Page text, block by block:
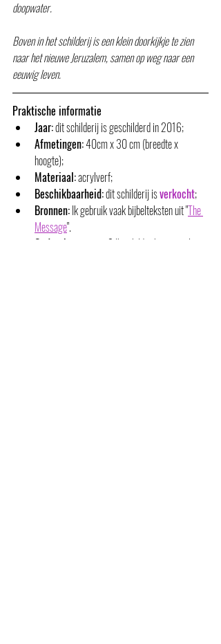
doopwater.
Boven in het schilderij is een klein doorkijkje te zien
naar het nieuwe Jeruzalem, samen op weg naar een
eeuwig leven.
Praktische informatie
Jaar: dit schilderij is geschilderd in 2016;
Afmetingen: 40cm x 30 cm (breedte x
hoogte);
Materiaal: acrylverf;
Beschikbaarheid: dit schilderij is verkocht;
Bronnen: Ik gebruik vaak bijbelteksten uit "The
Message".
Opdracht op maat? Ik schilder het graag!;